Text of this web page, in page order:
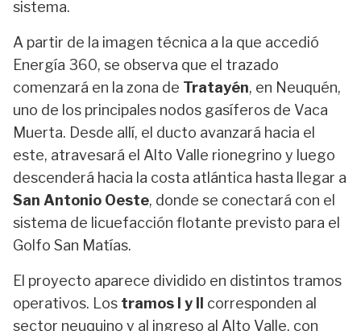
sistema.
A partir de la imagen técnica a la que accedió
Energía 360, se observa que el trazado
comenzará en la zona de Tratayén, en Neuquén,
uno de los principales nodos gasíferos de Vaca
Muerta. Desde allí, el ducto avanzará hacia el
este, atravesará el Alto Valle rionegrino y luego
descenderá hacia la costa atlántica hasta llegar a
San Antonio Oeste, donde se conectará con el
sistema de licuefacción flotante previsto para el
Golfo San Matías.
El proyecto aparece dividido en distintos tramos
operativos. Los tramos I y II
corresponden al
sector neuquino y al ingreso al Alto Valle, con